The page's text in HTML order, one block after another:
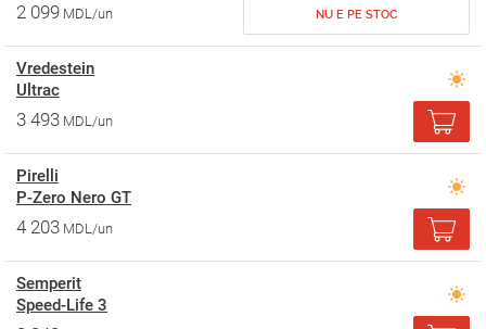
2 099 MDL/un NU E PE STOC
Vredestein
Ultrac
3 493 MDL/un
Pirelli
P-Zero Nero GT
4 203 MDL/un
Semperit
Speed-Life 3